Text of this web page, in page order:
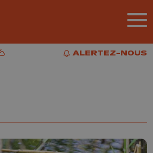
ALERTEZ-NOUS
ALERTEZ-NOUS
Météo